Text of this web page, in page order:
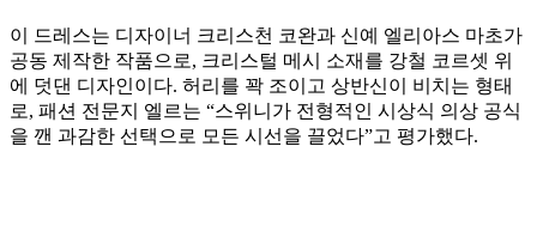
이 드레스는 디자이너 크리스천 코완과 신예 엘리아스 마초가
공동 제작한 작품으로, 크리스털 메시 소재를 강철 코르셋 위
에 덧댄 디자인이다. 허리를 꽉 조이고 상반신이 비치는 형태
로, 패션 전문지 엘르는 “스위니가 전형적인 시상식 의상 공식
을 깬 과감한 선택으로 모든 시선을 끌었다”고 평가했다.